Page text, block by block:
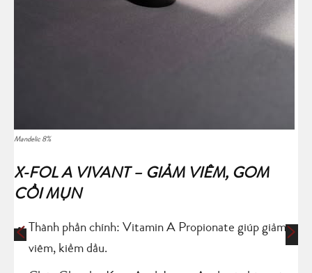
Mandelic 8%
X-FOL A VIVANT – GIẢM VIÊM, GOM
CỒI MỤN
Thành phần chính: Vitamin A Propionate giúp giảm
viêm, kiềm dầu.